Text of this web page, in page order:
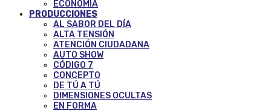
ECONOMÍA
PRODUCCIONES
AL SABOR DEL DÍA
ALTA TENSIÓN
ATENCIÓN CIUDADANA
AUTO SHOW
CÓDIGO 7
CONCEPTO
DE TÚ A TÚ
DIMENSIONES OCULTAS
EN FORMA